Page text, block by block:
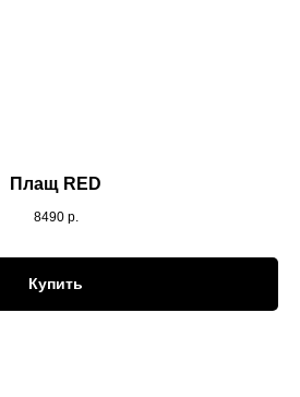
Плащ RED
8490 р.
Купить